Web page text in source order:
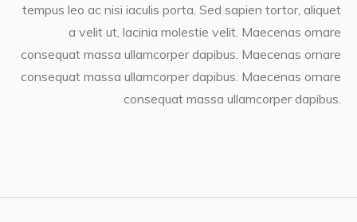
tempus leo ac nisi iaculis porta. Sed sapien tortor, aliquet
a velit ut, lacinia molestie velit. Maecenas ornare
consequat massa ullamcorper dapibus. Maecenas ornare
consequat massa ullamcorper dapibus. Maecenas ornare
consequat massa ullamcorper dapibus.